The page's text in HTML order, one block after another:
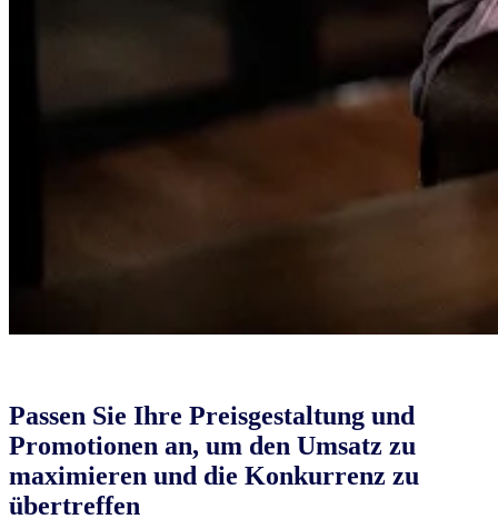
Passen Sie Ihre Preisgestaltung und
Promotionen an, um den Umsatz zu
maximieren und die Konkurrenz zu
übertreffen